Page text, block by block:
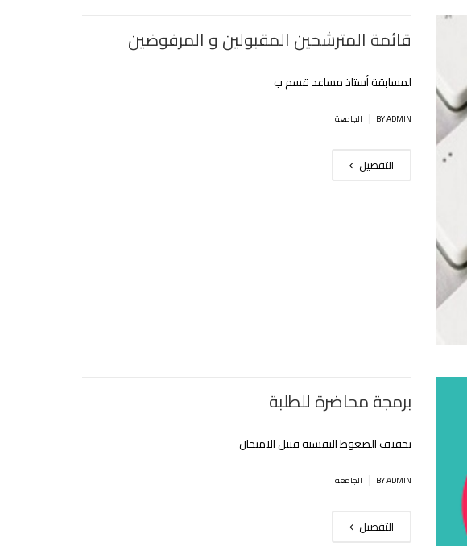
قائمة المترشحين المقبولين و المرفوضين
لمسابقة أستاذ مساعد قسم ب
BY ADMIN الجامعة
التفصيل
برمجة محاضرة للطلبة
تخفيف الضغوط النفسية قبيل الامتحان
BY ADMIN الجامعة
التفصيل